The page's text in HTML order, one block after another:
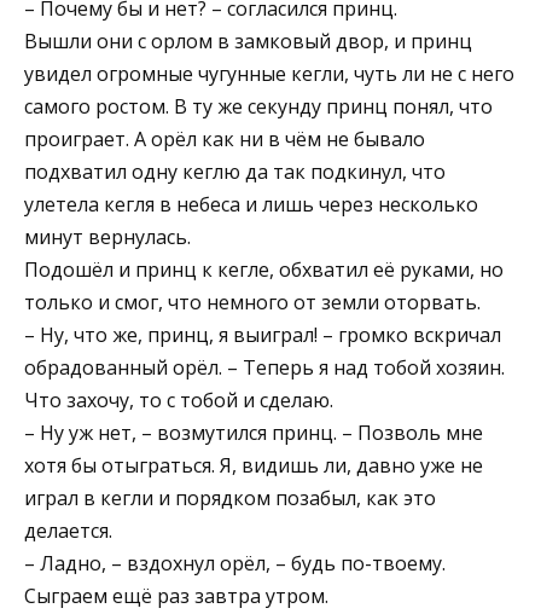
– Почему бы и нет? – согласился принц.
Вышли они с орлом в замковый двор, и принц
увидел огромные чугунные кегли, чуть ли не с него
самого ростом. В ту же секунду принц понял, что
проиграет. А орёл как ни в чём не бывало
подхватил одну кеглю да так подкинул, что
улетела кегля в небеса и лишь через несколько
минут вернулась.
Подошёл и принц к кегле, обхватил её руками, но
только и смог, что немного от земли оторвать.
– Ну, что же, принц, я выиграл! – громко вскричал
обрадованный орёл. – Теперь я над тобой хозяин.
Что захочу, то с тобой и сделаю.
– Ну уж нет, – возмутился принц. – Позволь мне
хотя бы отыграться. Я, видишь ли, давно уже не
играл в кегли и порядком позабыл, как это
делается.
– Ладно, – вздохнул орёл, – будь по-твоему.
Сыграем ещё раз завтра утром.